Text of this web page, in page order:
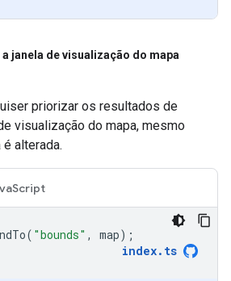
janela de visualização do mapa
priorizar os resultados de
visualização do mapa, mesmo
alterada.
( "bounds" , map);
index. ts